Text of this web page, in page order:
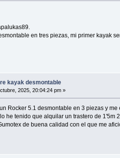
en tres piezas, mi primer kayak
kayak desmontable
2025, 20:04:24 pm »
Rocker 5.1 desmontable en 3 piezas y
he tenido que alquilar un trastero de
de buena calidad con el que me